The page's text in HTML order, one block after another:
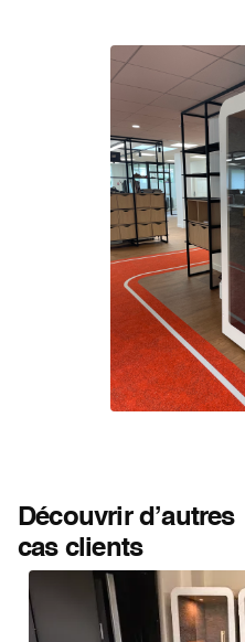
Découvrir d’autres
cas clients